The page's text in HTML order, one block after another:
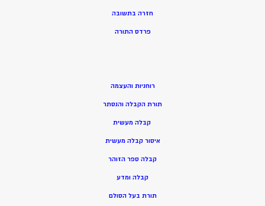
חזרה בתשובה
פרדס התורה
רוחניות והעצמה
תורת הקבלה והנסתר
קבלה מעשית
איסור קבלה מעשית
קבלה ספר הזוהר
קבלה ומדע
תורת בעל הסולם